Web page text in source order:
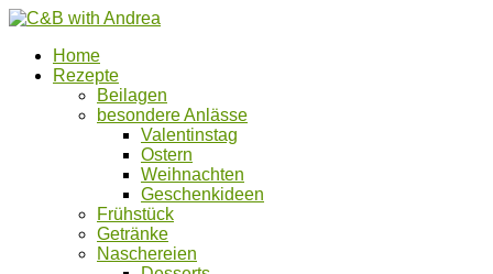
Home
Rezepte
Beilagen
besondere Anlässe
Valentinstag
Ostern
Weihnachten
Geschenkideen
Frühstück
Getränke
Naschereien